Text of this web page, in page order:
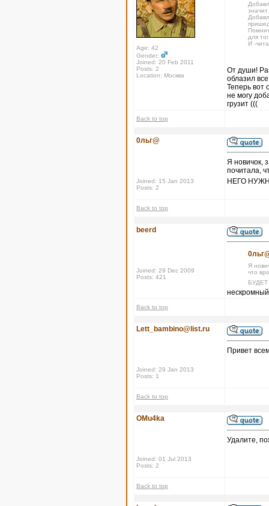
Age: 42
Gender:
Joined: 20 Feb 2011
Posts: 2
Location: Москва
для
И -
От души!
облазил
Теперь вот
не могу
грузит (((
Back to top
0льг@
Joined: 15 Jan 2013
Posts: 2
Я новичок,
почитала,
НЕГО
Back to top
beerd
Joined: 29 Dec 2009
Posts: 421
Я
что
Back to top
Lett_bambino@list.ru
Joined: 29 Jan 2013
Posts: 1
Привет
Back to top
OMu4ka
Joined: 01 Jul 2013
Posts: 2
Удалите,
Back to top